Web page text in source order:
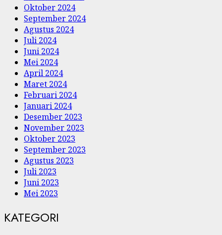
Oktober 2024
September 2024
Agustus 2024
Juli 2024
Juni 2024
Mei 2024
April 2024
Maret 2024
Februari 2024
Januari 2024
Desember 2023
November 2023
Oktober 2023
September 2023
Agustus 2023
Juli 2023
Juni 2023
Mei 2023
KATEGORI